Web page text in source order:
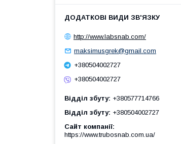
http://www.labsnab.com/
maksimusgrek@gmail.com
+380504002727
+380504002727
Відділ збуту +380577714766
Відділ збуту +380504002727
Сайт компанії
https://www.trubosnab.com.ua/